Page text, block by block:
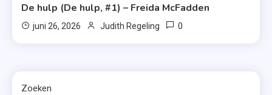
De hulp (De hulp, #1) – Freida McFadden
juni 26, 2026 Judith Regeling 0
Zoeken